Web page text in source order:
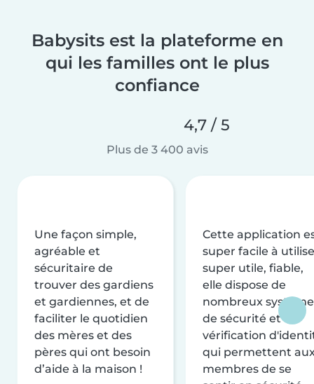
Babysits est la plateforme en
qui les familles ont le plus
confiance
4,7 / 5
Plus de 3 400 avis
Une façon simple,
agréable et
sécuritaire de
trouver des gardiens
et gardiennes, et de
faciliter le quotidien
des mères et des
pères qui ont besoin
d’aide à la maison !
Cette application
super facile à
super utile, fiable,
elle dispose de
nombreux
de sécurité et de
vérification
qui permettent
membres de se